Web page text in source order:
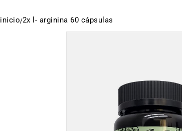
inicio 2x l- arginina 60 cápsulas